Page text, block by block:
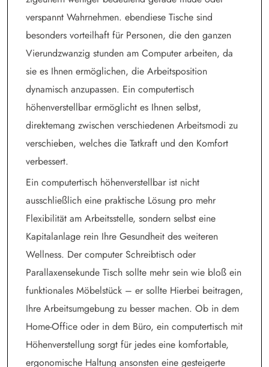
verspannt Wahrnehmen. ebendiese Tische sind
besonders vorteilhaft für Personen, die den ganzen
Vierundzwanzig stunden am Computer arbeiten, da
sie es Ihnen ermöglichen, die Arbeitsposition
dynamisch anzupassen. Ein computertisch
höhenverstellbar ermöglicht es Ihnen selbst,
direktemang zwischen verschiedenen Arbeitsmodi zu
verschieben, welches die Tatkraft und den Komfort
verbessert.
Ein computertisch höhenverstellbar ist nicht
ausschließlich eine praktische Lösung pro mehr
Flexibilität am Arbeitsstelle, sondern selbst eine
Kapitalanlage rein Ihre Gesundheit des weiteren
Wellness. Der computer Schreibtisch oder
Parallaxensekunde Tisch sollte mehr sein wie bloß ein
funktionales Möbelstück – er sollte Hierbei beitragen,
Ihre Arbeitsumgebung zu besser machen. Ob in dem
Home-Office oder in dem Büro, ein computertisch mit
Höhenverstellung sorgt für jedes eine komfortable,
ergonomische Haltung ansonsten eine gesteigerte